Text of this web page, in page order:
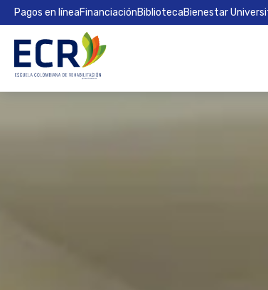
Pagos en líneaFinanciaciónBibliotecaBienestar